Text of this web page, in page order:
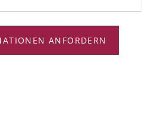
ANFORDERN